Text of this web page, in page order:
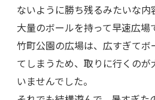
ないように勝ち残るみたいな内
大量のボールを持って早速広場
竹町公園の広場は、広すぎてボ
てしまうため、取りに行くの
いませんでした。